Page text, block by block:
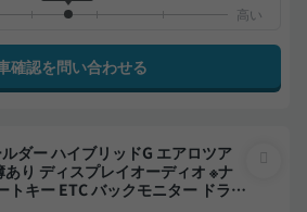
確認を問い合わせる
ダー ハイブリッドG エアロツア
トキー ETC バックモニター ドライ